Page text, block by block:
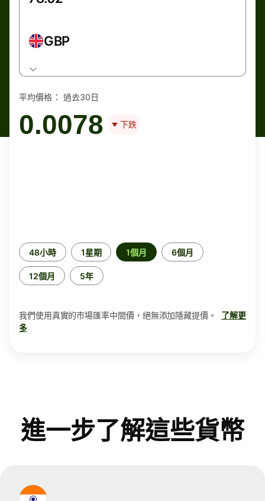
GBP
平均價格： 過去30日
0.0078 下跌
時
段
48小時 1星期 1個月 6個月
12個月 5年
我們使用真實的市場匯率中間價，絕無添加隱藏提價。
了解更
多
進一步了解這些貨幣